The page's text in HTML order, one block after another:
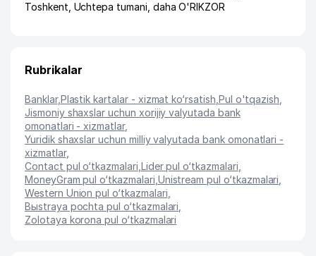
Toshkent Uchtepa tumani daha O'RIKZOR
Rubrikalar
Banklar,Plastik kartalar - xizmat ko‘rsatish Pul o'tqazish
Jismoniy shaxslar uchun xorijiy valyutada bank
omonatlari - xizmatlar,
Yuridik shaxslar uchun milliy valyutada bank omonatlari -
xizmatlar,
Contact pul o‘tkazmalari Lider pul o‘tkazmalari
MoneyGram pul o‘tkazmalari Unistream pul o‘tkazmalari
Western Union pul o‘tkazmalari
Bыstraya pochta pul o‘tkazmalari
Zolotaya korona pul o‘tkazmalari